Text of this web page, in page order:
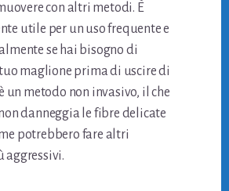
con altri metodi. È
utile per un uso frequente e
se hai bisogno di
maglione prima di uscire di
un metodo non invasivo, il che
danneggia le fibre delicate
potrebbero fare altri
aggressivi.